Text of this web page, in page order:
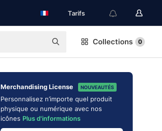
Tarifs
Collections 0
Merchandising License NOUVEAUTÉS
Personnalisez n’importe quel produit
physique ou numérique avec nos
icônes Plus d'informations